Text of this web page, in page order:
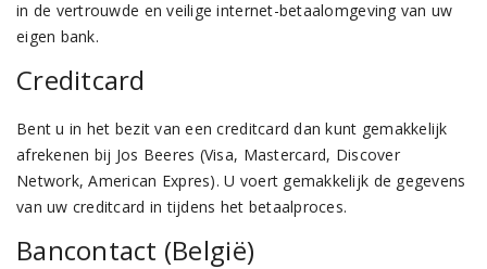
in de vertrouwde en veilige internet-betaalomgeving van uw
eigen bank.
Creditcard
Bent u in het bezit van een creditcard dan kunt gemakkelijk
afrekenen bij Jos Beeres (Visa, Mastercard, Discover
Network, American Expres). U voert gemakkelijk de gegevens
van uw creditcard in tijdens het betaalproces.
Bancontact (België)